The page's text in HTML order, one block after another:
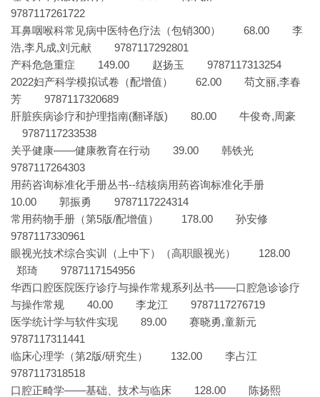
9787117261722
耳鼻咽喉科常见病中医特色疗法（包销300） 68.00 李
浩,李凡成,刘元献 9787117292801
产科危急重症 149.00 赵扬玉 9787117313254
2022妇产科学模拟试卷（配增值） 62.00 苟文丽,李春
芳 9787117320689
肝脏疾病诊疗和护理指南(翻译版) 80.00 牛俊奇,周豪
9787117233538
关乎健康——健康教育在行动 39.00 韩铁光
9787117264303
用药咨询标准化手册丛书--结核病用药咨询标准化手册
10.00 郭振勇 9787117224314
常用药物手册（第5版/配增值） 178.00 孙安修
9787117330961
眼视光技术综合实训（上中下）（高职眼视光） 128.00
郑琦 9787117154956
华西口腔医院医疗诊疗与操作常规系列丛书——口腔急诊诊疗
与操作常规 40.00 李龙江 9787117276719
医学统计学与软件实现 89.00 赛晓勇,童新元
9787117311441
临床心理学（第2版/研究生） 132.00 李占江
9787117318518
口腔正畸学——基础、技术与临床 128.00 陈扬熙